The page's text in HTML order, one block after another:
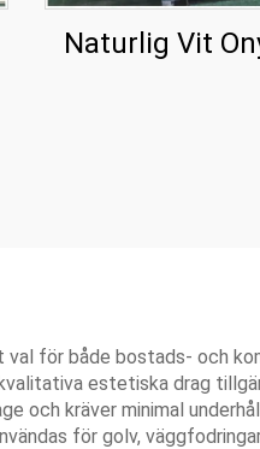
Naturlig Vit
för både bostads- och
estetiska drag
och kräver minimal
för golv,